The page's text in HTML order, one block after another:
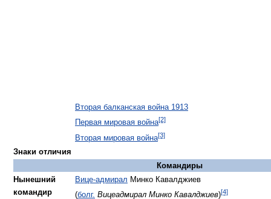
Вторая балканская война 1913
Первая мировая война[2]
Вторая мировая война[3]
Знаки отличия
Командиры
Нынешний
командир
Вице-адмирал Минко Кавалджиев
(болг. Вицеадмирал Минко Кавалджиев)[4]